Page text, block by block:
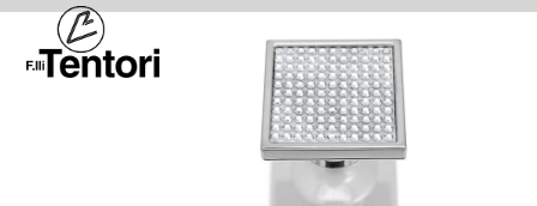
Skip
content
Open
mobile
Close
mobile